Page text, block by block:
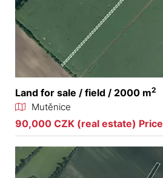
Land for sale / field / 2000 m2
Mutěnice
90,000 CZK (real estate) Price